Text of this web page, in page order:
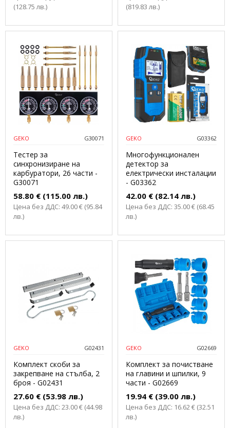
(128.75 лв.)
(819.83 лв.)
GEKO G30071
Тестер за
синхронизиране на
карбуратори, 26 части -
G30071
58.80 € (115.00 лв.)
Цена без ДДС: 49.00 € (95.84
лв.)
GEKO G03362
Многофункционален
детектор за
електрически инсталации
- G03362
42.00 € (82.14 лв.)
Цена без ДДС: 35.00 € (68.45
лв.)
GEKO G02431
Комплект скоби за
закрепване на стълба, 2
броя - G02431
27.60 € (53.98 лв.)
Цена без ДДС: 23.00 € (44.98
лв.)
GEKO G02669
Комплект за почистване
на главини и шпилки, 9
части - G02669
19.94 € (39.00 лв.)
Цена без ДДС: 16.62 € (32.51
лв.)